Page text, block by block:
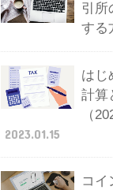
引所
する
はじ
計算
（
2023.01.15
コイ